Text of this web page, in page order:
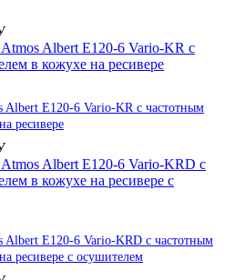
Albert E120-6 Vario-KR с частотным
ресивере
Albert E120-6 Vario-KRD с частотным
ресивере с осушителем